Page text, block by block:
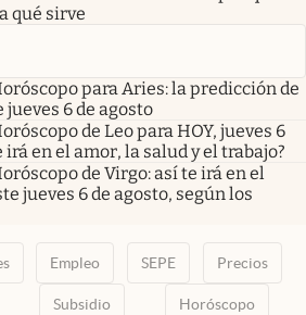
qué sirve
para Aries: la predicción de
6 de agosto
de Leo para HOY, jueves 6
irá en el amor, la salud y el trabajo?
de Virgo: así te irá en el
jueves 6 de agosto, según los
Empleo SEPE Precios
Subsidio Horóscopo